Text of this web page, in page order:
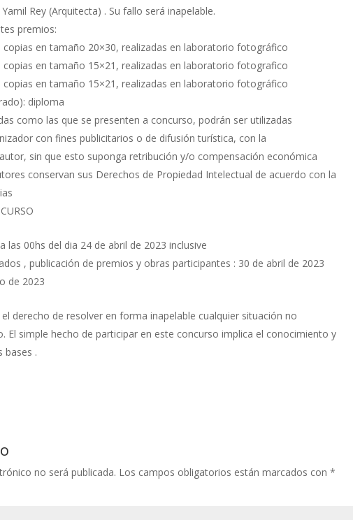
Rey (Arquitecta) . Su fallo será inapelable.
premios:
copias en tamaño 20×30, realizadas en laboratorio fotográfico
copias en tamaño 15×21, realizadas en laboratorio fotografico
copias en tamaño 15×21, realizadas en laboratorio fotográfico
diploma
como las que se presenten a concurso, podrán ser utilizadas
con fines publicitarios o de difusión turística, con la
sin que esto suponga retribución y/o compensación económica
conservan sus Derechos de Propiedad Intelectual de acuerdo con la
las 00hs del dia 24 de abril de 2023 inclusive
, publicación de premios y obras participantes : 30 de abril de 2023
de 2023
derecho de resolver en forma inapelable cualquier situación no
El simple hecho de participar en este concurso implica el conocimiento y
bases .
no será publicada. Los campos obligatorios están marcados con*